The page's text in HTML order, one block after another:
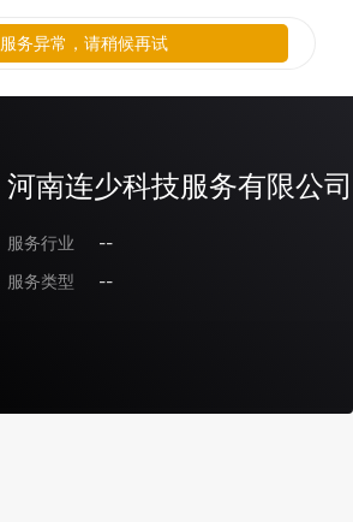
河南连少科技服务有限公司
服务行业
--
服务类型
--
服务异常，请稍候再试